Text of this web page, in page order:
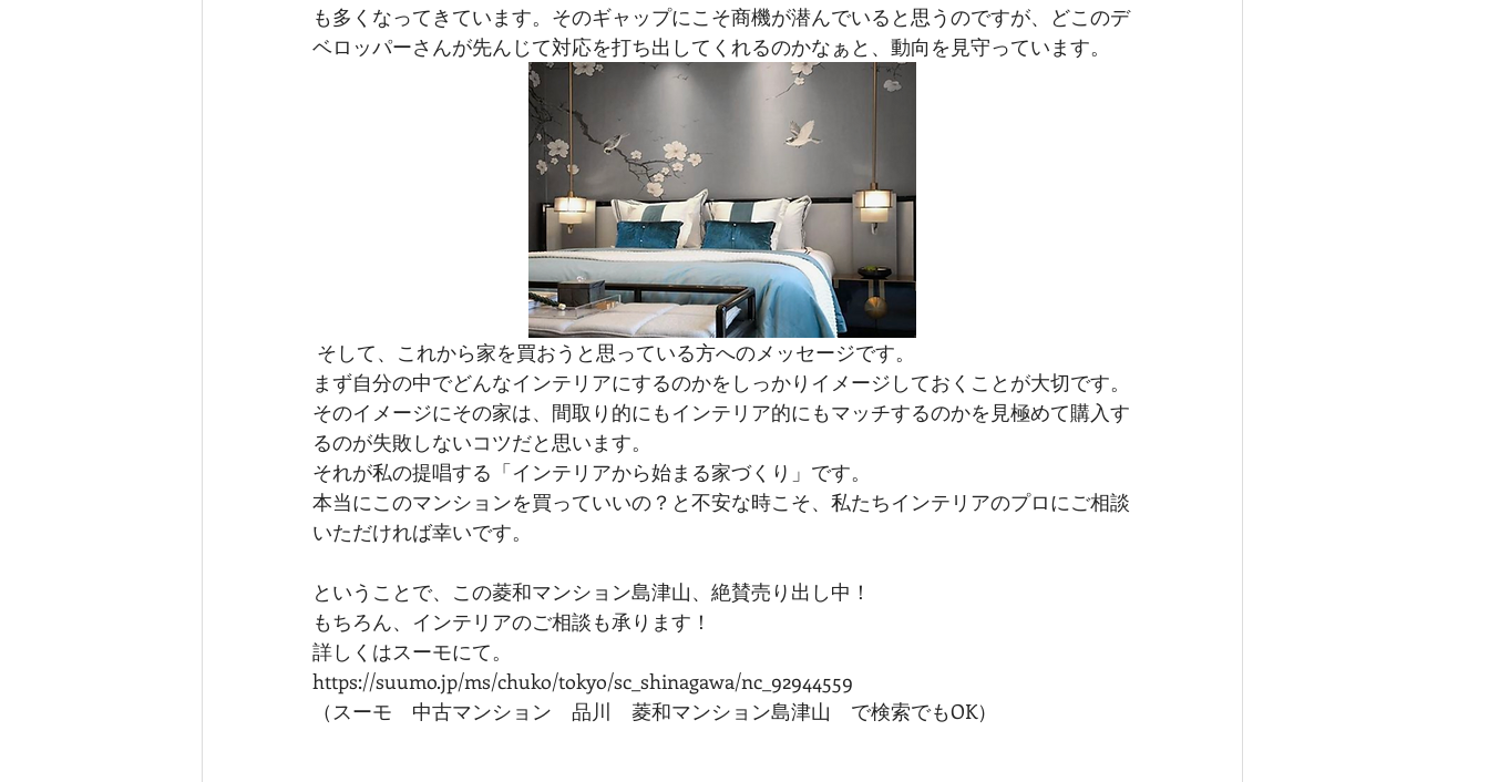
も多くなってきています。そのギャップにこそ商機が潜んでいると思うのですが、どこのデ
ベロッパーさんが先んじて対応を打ち出してくれるのかなぁと、動向を見守っています。
そして、これから家を買おうと思っている方へのメッセージです。
まず自分の中でどんなインテリアにするのかをしっかりイメージしておくことが大切です。
そのイメージにその家は、間取り的にもインテリア的にもマッチするのかを見極めて購入す
るのが失敗しないコツだと思います。
それが私の提唱する「インテリアから始まる家づくり」です。
本当にこのマンションを買っていいの？と不安な時こそ、私たちインテリアのプロにご相談
いただければ幸いです。
ということで、この菱和マンション島津山、絶賛売り出し中！
もちろん、インテリアのご相談も承ります！
詳しくはスーモにて。
https://suumo.jp/ms/chuko/tokyo/sc_shinagawa/nc_92944559
（スーモ　中古マンション　品川　菱和マンション島津山　で検索でもOK）